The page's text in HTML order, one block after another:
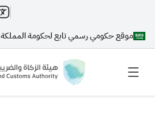
موقع حكومي رسمي تابع لحكومة المملكة